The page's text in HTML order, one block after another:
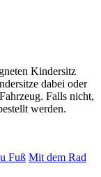
Kindersitz
dabei oder
Falls nicht,
werden.
Fuß Mit dem Rad